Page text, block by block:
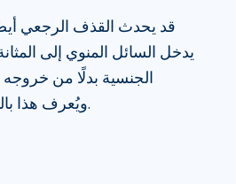
قد يحدث القذف الرجعي
يدخل السائل المنوي إلى
الجنسية بدلًا من
ويُعرف هذا بالنشوة الجافة.